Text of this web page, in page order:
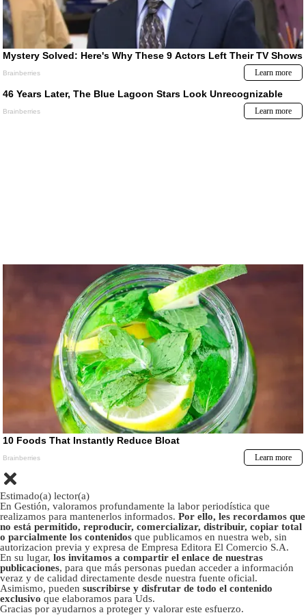
Estimado(a) lector(a)
En Gestión, valoramos profundamente la labor periodística que
realizamos para mantenerlos informados. Por ello, les recordamos que
no está permitido, reproducir, comercializar, distribuir, copiar total
o parcialmente los contenidos que publicamos en nuestra web, sin
autorizacion previa y expresa de Empresa Editora El Comercio S.A.
En su lugar, los invitamos a compartir el enlace de nuestras
publicaciones, para que más personas puedan acceder a información
veraz y de calidad directamente desde nuestra fuente oficial.
Asimismo, pueden suscribirse y disfrutar de todo el contenido
exclusivo que elaboramos para Uds.
Gracias por ayudarnos a proteger y valorar este esfuerzo.